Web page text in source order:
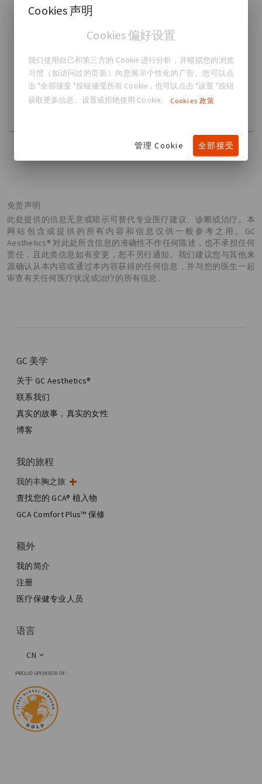
Breast Augmentation
13586072997
shishudang@qq.com
免责声明
此处提供的信息无意或暗示可替代专业医疗建议、诊断或治疗。本
网站包含或提供的所有内容和信息仅供一般参考之用。GC
Aesthetics® 对此处所含信息的准确性不作任何陈述，也不承担任何
责任，且此类信息如有变更，恕不另行通知。我们建议您与其他来
源确认从本内容或通过本内容获得的任何信息，并与您的医生一起
审查有关任何医疗状况或治疗的所有信息。
GC 美学
关于 GC Aesthetics®
联系我们
真实的故事，真实的女性
博客
我的旅程
我的丰胸之旅
我的手术
美学乳房手术
全乳房重建
查找您的 GCA® 植入物
GCA Comfort Plus™ 保修
额外
我的简介
注册
医疗保健专业人员
语言
CN
Cookies 声明
Cookies 偏好设置
我们使用自己和第三方的 Cookie 进行分析，并根据您的浏览
习惯（如访问过的页面）向您展示个性化的广告。您可以点
击 "全部接受 "按钮接受所有 Cookie，也可以点击 "设置 "按钮
获取更多信息、设置或拒绝使用 Cookie。
Cookies 政策
管理 Cookie 全部接受